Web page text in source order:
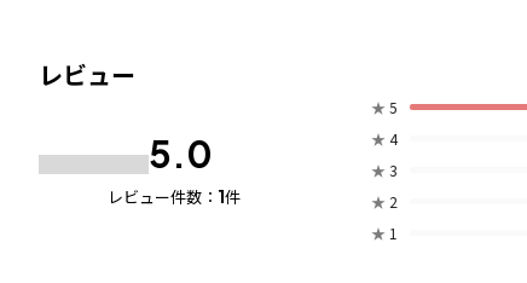
レビュー
5.0
レビュー件数： 1件
★ 5
★ 4
★ 3
★ 2
★ 1